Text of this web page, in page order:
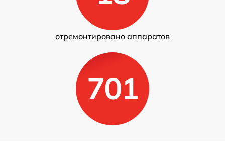
отремонтировано аппаратов
701